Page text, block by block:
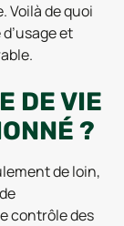
Voilà de quoi
et
DE VIE
?
de loin,
contrôle des